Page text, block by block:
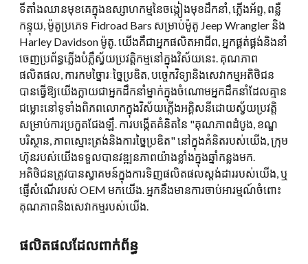
ទីតាំងឈានមុខគេក្នុងឧស្សាហកម្មនៃចង្កៀងមុខដឹកនាំ, ភ្លើងអ័ព្ទ, ពន្លឺ
កន្ទុយ, ម៉ូតូប្រភេទ Fidroad Bars សម្រាប់ម៉ូតូ Jeep Wrangler និង
Harley Davidson ម៉ូតូ. យើងគឺជាអ្នកផលិតអាជីព, អ្នកផ្គត់ផ្គង់និងនាំ
ចេញប្រព័ន្ធភ្លើងបំភ្លឺស្វ័យប្រវត្តិកម្មនៅក្នុងវិស័យនេះ. គុណភាព
ផលិតផល, ការកមច្នៃារៈច្នៃប្រឌិត, បច្ចេកវិទ្យានិងសេវាកម្មអតិថិជន
បានធ្វើឱ្យយើងក្លាយជាអ្នកដឹកនាំម្នាក់ក្នុងចំណោមអ្នកដឹកនាំដែលគ្មាន
ជម្លោះនៅទូទាំងពិភពលោកក្នុងវិស័យភ្លើងអគ្គិសនីដោយស្វ័យប្រវត្តិ
សម្រាប់ការប្រកួតជែងឡឺ. ការបង្កើតគំនិតនៃ "គុណភាពដំបូង, ខណ្ឌ
បរិស្ថាន, ភាពស្មោះត្រង់និងការច្នៃប្រឌិត" នៅក្នុងគំនិតរបស់យើង, ក្រុម
ហ៊ុនរបស់យើងទទួលបានវឌ្ឍនភាពយ៉ាងខ្លាំងក្នុងឆ្នាំកន្លងមក.
អតិថិជនត្រូវបានស្វាគមន៍ក្នុងការទិញផលិតផលស្តង់ដាររបស់យើង, ឬ
ផ្ញើសំណើរបស់ OEM មកយើង. អ្នកនឹងមានការចាប់អារម្មណ៍ចំពោះ
គុណភាពនិងសេវាកម្មរបស់យើង.
ផលិតផលដែលពាក់ព័ន្ធ